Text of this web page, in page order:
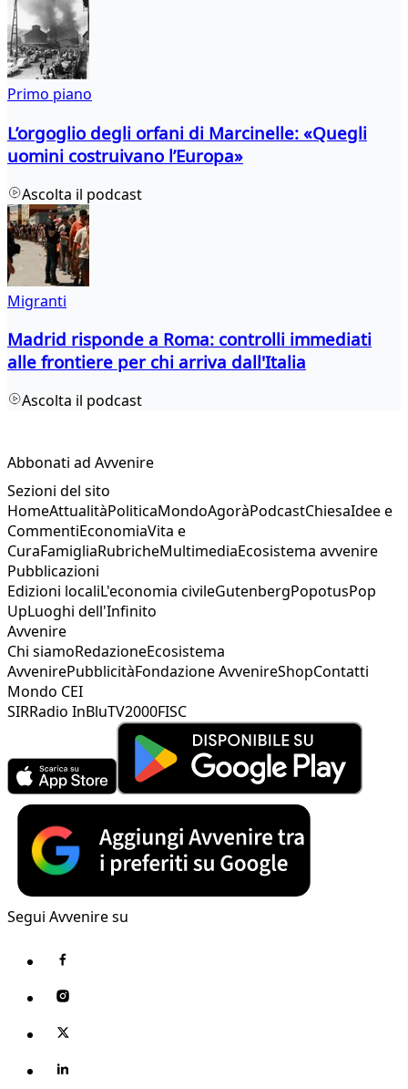
Primo piano
L’orgoglio degli orfani di Marcinelle: «Quegli
uomini costruivano l’Europa»
Ascolta il podcast
Migranti
Madrid risponde a Roma: controlli immediati
alle frontiere per chi arriva dall'Italia
Ascolta il podcast
Abbonati ad Avvenire
Sezioni del sito
HomeAttualitàPoliticaMondoAgoràPodcastChiesaIdee e
CommentiEconomiaVita e
CuraFamigliaRubricheMultimediaEcosistema avvenire
Pubblicazioni
Edizioni localiL'economia civileGutenbergPopotusPop
UpLuoghi dell'Infinito
Avvenire
Chi siamoRedazioneEcosistema
AvvenirePubblicitàFondazione AvvenireShopContatti
Mondo CEI
SIRRadio InBluTV2000FISC
Segui Avvenire su